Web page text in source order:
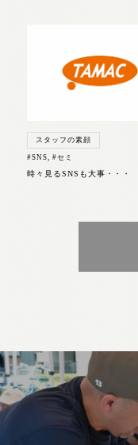
スタッフの素顔
#SNS, #セミ
時々見るSNSも大事・・・